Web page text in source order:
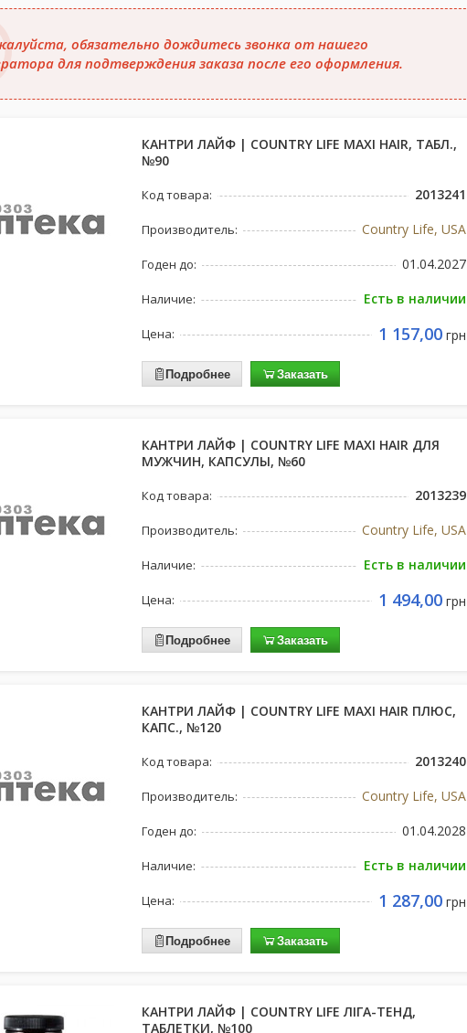
обязательно дождитесь звонка от нашего
для подтверждения заказа после его оформления.
КАНТРИ ЛАЙФ | COUNTRY LIFE MAXI HAIR, ТАБЛ.,
№90
Код товара: 2013241
Производитель: Country Life, USA
Годен до: 01.04.2027
Наличие: Есть в наличии
Цена: 1 157,00грн
Подробнее Заказать
КАНТРИ ЛАЙФ | COUNTRY LIFE MAXI HAIR ДЛЯ
МУЖЧИН, КАПСУЛЫ, №60
Код товара: 2013239
Производитель: Country Life, USA
Наличие: Есть в наличии
Цена: 1 494,00грн
Подробнее Заказать
КАНТРИ ЛАЙФ | COUNTRY LIFE MAXI HAIR ПЛЮС,
КАПС., №120
Код товара: 2013240
Производитель: Country Life, USA
Годен до: 01.04.2028
Наличие: Есть в наличии
Цена: 1 287,00грн
Подробнее Заказать
КАНТРИ ЛАЙФ | COUNTRY LIFE ЛІГА-ТЕНД,
ТАБЛЕТКИ, №100